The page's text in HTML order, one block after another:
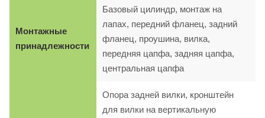
Монтажные
принадлежности
Базовый цилиндр, монтаж на
лапах, передний фланец, задний
фланец, проушина, вилка,
передняя цапфа, задняя цапфа,
центральная цапфа
Опора задней вилки, кронштейн
для вилки на вертикальную